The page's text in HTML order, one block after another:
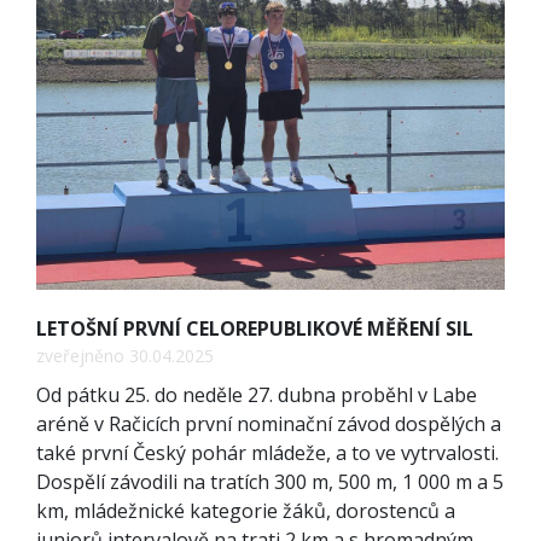
LETOŠNÍ PRVNÍ CELOREPUBLIKOVÉ MĚŘENÍ SIL
zveřejněno 30.04.2025
Od pátku 25. do neděle 27. dubna proběhl v Labe
aréně v Račicích první nominační závod dospělých a
také první Český pohár mládeže, a to ve vytrvalosti.
Dospělí závodili na tratích 300 m, 500 m, 1 000 m a 5
km, mládežnické kategorie žáků, dorostenců a